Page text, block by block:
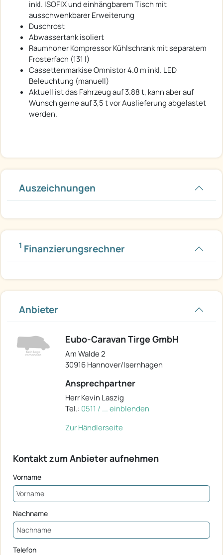
inkl. ISOFIX und einhängbarem Tisch mit
ausschwenkbarer Erweiterung
Duschrost
Abwassertank isoliert
Raumhoher Kompressor Kühlschrank mit separatem
Frosterfach (131 l)
Cassettenmarkise Omnistor 4.0 m inkl. LED
Beleuchtung (manuell)
Aktuell ist das Fahrzeug auf 3.88 t, kann aber auf
Wunsch gerne auf 3,5 t vor Auslieferung abgelastet
werden.
Auszeichnungen
1 Finanzierungsrechner
Anbieter
Eubo-Caravan Tirge GmbH
Am Walde 2
30916 Hannover/Isernhagen
Ansprechpartner
Herr Kevin Laszig
Tel.: 0511 / ... einblenden
Zur Händlerseite
Kontakt zum Anbieter aufnehmen
Vorname
Nachname
Telefon